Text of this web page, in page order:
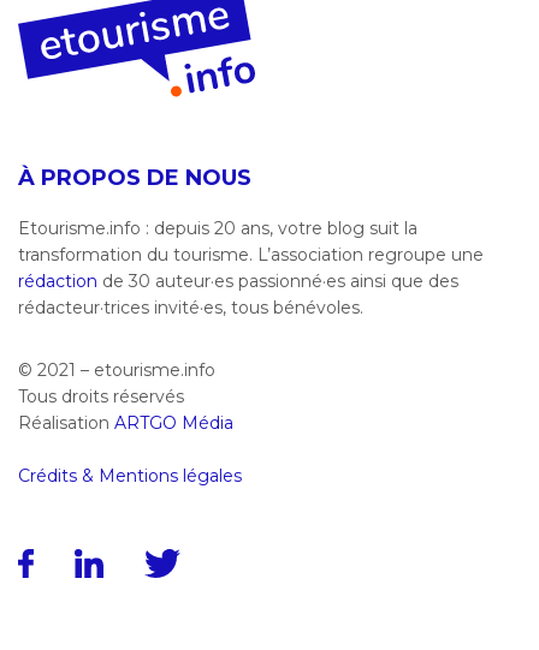
À PROPOS DE NOUS
Etourisme.info : depuis 20 ans, votre blog suit la
transformation du tourisme. L’association regroupe une
rédaction de 30 auteur·es passionné·es ainsi que des
rédacteur·trices invité·es, tous bénévoles.
© 2021 – etourisme.info
Tous droits réservés
Réalisation ARTGO Média
Crédits & Mentions légales